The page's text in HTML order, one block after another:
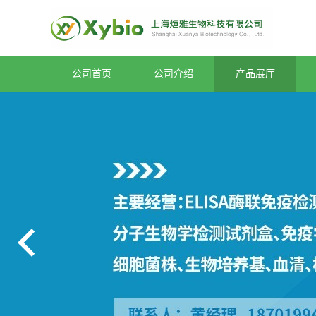
公司首页 公司介绍 产品展厅